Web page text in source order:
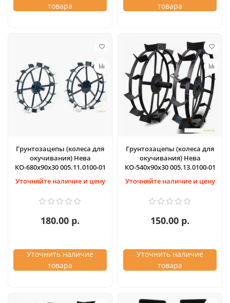
товара
товара
Грунтозацепы (колеса для
окучивания) Нева
КО-680х90х30 005.11.0100-01
Уточняйте наличие и цену
180.00 р.
Уточнить наличие
товара
Грунтозацепы (колеса для
окучивания) Нева
КО-540х90х30 005.13.0100-01
Уточняйте наличие и цену
150.00 р.
Уточнить наличие
товара